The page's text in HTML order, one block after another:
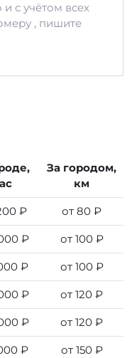
с учётом всех
, пишите
За городом,
км
₽ от 80 ₽
₽ от 100 ₽
₽ от 100 ₽
₽ от 120 ₽
₽ от 120 ₽
₽ от 150 ₽